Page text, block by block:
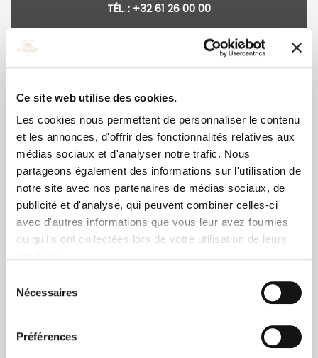
Ce site web utilise des cookies.
Les cookies nous permettent de personnaliser le contenu
et les annonces, d'offrir des fonctionnalités relatives aux
médias sociaux et d'analyser notre trafic. Nous
partageons également des informations sur l'utilisation de
notre site avec nos partenaires de médias sociaux, de
publicité et d'analyse, qui peuvent combiner celles-ci
avec d'autres informations que vous leur avez fournies
ou qu'ils ont collectées lors de votre utilisation de leurs
Nécessaires
Préférences
TÉL. : +32 61 26 00 00
À grignoter pour l'apéro
La planche apéritive
jambon cru, saucisson et pâté de la ferme,
saucisse cuite de la chavée, fromage de la
ferme du Bijou à Orgeo, tomates et poivrons
confits et grillées, olive, oignon et cornichon
19,50 €
fromage de la ferme du Bijou et